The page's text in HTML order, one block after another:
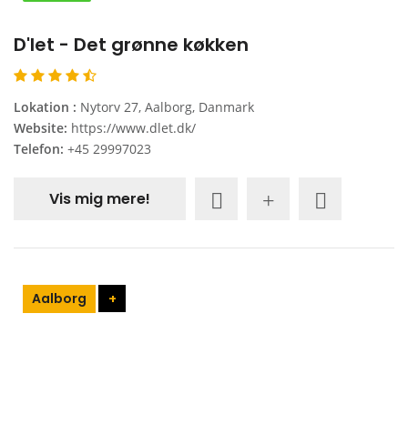
D'let - Det grønne køkken
Lokation : Nytorv 27, Aalborg, Danmark
Website: https://www.dlet.dk/
Telefon: +45 29997023
Vis mig mere!
Aalborg +